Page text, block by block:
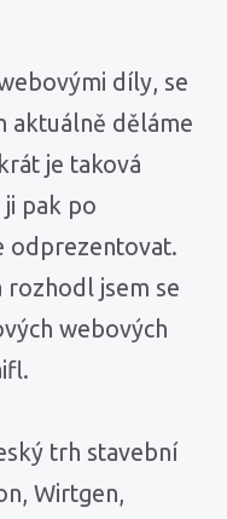
díly, se
aktuálně děláme
je taková
ji pak po
odprezentovat.
rozhodl jsem se
webových
trh stavební
Wirtgen,